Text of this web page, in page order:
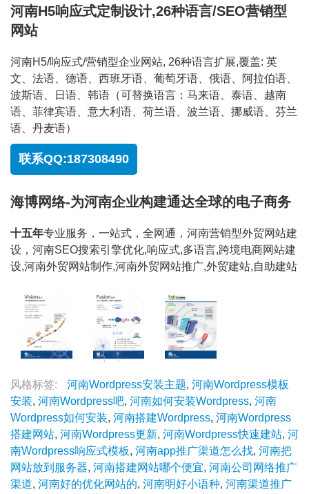
河南H5响应式定制设计,26种语言/SEO营销型
网站
河南H5/响应式/营销型企业网站, 26种语言扩展,覆盖: 英
文、法语、德语、西班牙语、葡萄牙语、俄语、阿拉伯语、
波斯语、日语、韩语（可替换语言：马来语、泰语、越南
语、菲律宾语、意大利语、荷兰语、波兰语、挪威语、芬兰
语、丹麦语）
联系QQ:187308490
海博网络-为河南企业构建通达全球的电子商务
十五年专业服务，一站式，全网通，河南营销型外贸网站建
设，河南SEO搜索引擎优化,响应式,多语言,跨境电商网站建
设,河南外贸网站制作,河南外贸网站推广,外贸建站,自助建站
风格标签: 河南Wordpress安装主题, 河南Wordpress模板
安装, 河南Wordpress吧, 河南如何安装Wordpress, 河南
Wordpress如何安装, 河南搭建Wordpress, 河南Wordpress
搭建网站, 河南Wordpress更新, 河南Wordpress快速建站, 河
南Wordpress响应式模板, 河南app推广渠道怎么找, 河南把
网站放到服务器, 河南搭建网站哪个便宜, 河南公司网络推广
渠道, 河南好的优化网站的, 河南明好小语种, 河南渠道推广